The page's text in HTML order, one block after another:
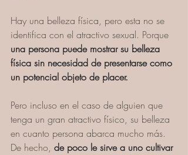
Hay una belleza física, pero esta no se
identifica con el atractivo sexual. Porque
una persona puede mostrar su belleza
física sin necesidad de presentarse como
un potencial objeto de placer.
Pero incluso en el caso de alguien que
tenga un gran atractivo físico, su belleza
en cuanto persona abarca mucho más.
De hecho, de poco le sirve a uno cultivar